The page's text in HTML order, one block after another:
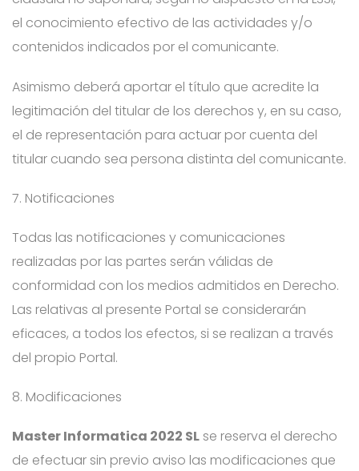
el conocimiento efectivo de las actividades y/o
contenidos indicados por el comunicante.
Asimismo deberá aportar el título que acredite la
legitimación del titular de los derechos y, en su caso,
el de representación para actuar por cuenta del
titular cuando sea persona distinta del comunicante.
7. Notificaciones
Todas las notificaciones y comunicaciones
realizadas por las partes serán válidas de
conformidad con los medios admitidos en Derecho.
Las relativas al presente Portal se considerarán
eficaces, a todos los efectos, si se realizan a través
del propio Portal.
8. Modificaciones
Master Informatica 2022 SL se reserva el derecho
de efectuar sin previo aviso las modificaciones que